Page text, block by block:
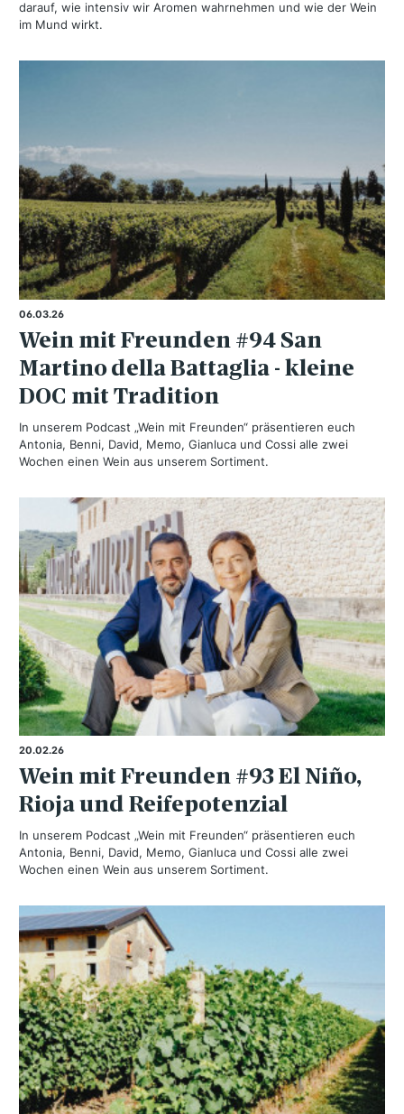
darauf, wie intensiv wir Aromen wahrnehmen und wie der Wein
im Mund wirkt.
06.03.26
Wein mit Freunden #94 San
Martino della Battaglia - kleine
DOC mit Tradition
In unserem Podcast „Wein mit Freunden“ präsentieren euch
Antonia, Benni, David, Memo, Gianluca und Cossi alle zwei
Wochen einen Wein aus unserem Sortiment.
20.02.26
Wein mit Freunden #93 El Niño,
Rioja und Reifepotenzial
In unserem Podcast „Wein mit Freunden“ präsentieren euch
Antonia, Benni, David, Memo, Gianluca und Cossi alle zwei
Wochen einen Wein aus unserem Sortiment.